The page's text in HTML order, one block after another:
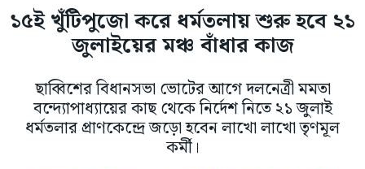
১৫ই খুঁটিপুজো করে ধর্মতলায় শুরু হবে ২১
জুলাইয়ের মঞ্চ বাঁধার কাজ
ছাব্বিশের বিধানসভা ভোটের আগে দলনেত্রী মমতা
বন্দ্যোপাধ্যায়ের কাছ থেকে নির্দেশ নিতে ২১ জুলাই
ধর্মতলার প্রাণকেন্দ্রে জড়ো হবেন লাখো লাখো তৃণমূল
কর্মী।